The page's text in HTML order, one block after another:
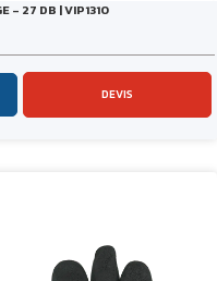
– 27 DB | VIP1310
DEVIS